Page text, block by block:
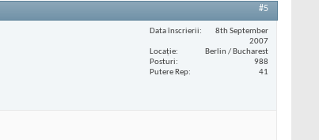
#5
Data înscrierii
8th September
2007
Locaţie
Berlin / Bucharest
Posturi
988
Putere Rep
41